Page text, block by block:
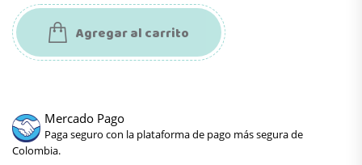
Agregar al carrito
Mercado Pago
Paga seguro con la plataforma de pago más segura de
Colombia.